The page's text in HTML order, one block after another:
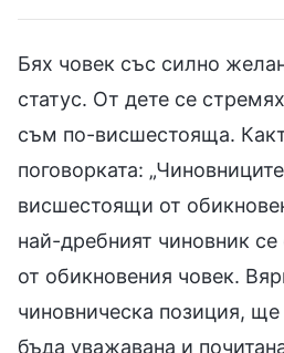
Бях човек със силно
статус. От дете се
съм по-висшестояща.
поговорката:
висшестоящи от
най-дребният чиновник
от обикновения човек.
чиновническа позиция,
бъда уважавана и